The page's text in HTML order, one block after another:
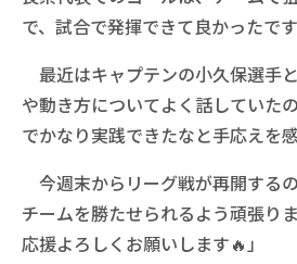
で、試合で発揮できて良かったです
最近はキャプテンの小久保選手
や動き方についてよく話していた
でかなり実践できたなと手応えを感
今週末からリーグ戦が再開する
チームを勝たせられるよう頑張
応援よろしくお願いします🔥」